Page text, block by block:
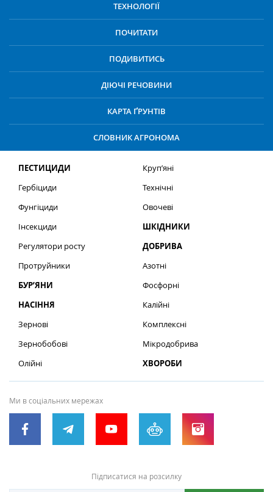
ТЕХНОЛОГІЇ
ПОЧИТАТИ
ПОДИВИТИСЬ
ДІЮЧІ РЕЧОВИНИ
КАРТА ҐРУНТІВ
СЛОВНИК АГРОНОМА
ПЕСТИЦИДИ
Гербіциди
Фунгіциди
Інсекциди
Регулятори росту
Протруйники
БУР’ЯНИ
НАСІННЯ
Зернові
Зернобобові
Олійні
Круп’яні
Технічні
Овочеві
ШКІДНИКИ
ДОБРИВА
Азотні
Фосфорні
Калійні
Комплексні
Мікродобрива
ХВОРОБИ
Ми в соціальних мережах
Підписатися на розсилку